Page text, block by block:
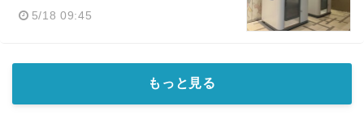
5/18 09:45
もっと見る